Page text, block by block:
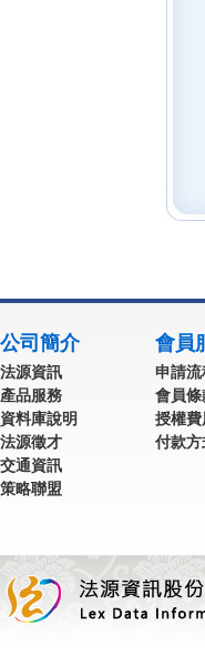
公司簡介
法源資訊
產品服務
資料庫說明
法源徵才
交通資訊
策略聯盟
會員
申請流
會員條
授權費
付款方